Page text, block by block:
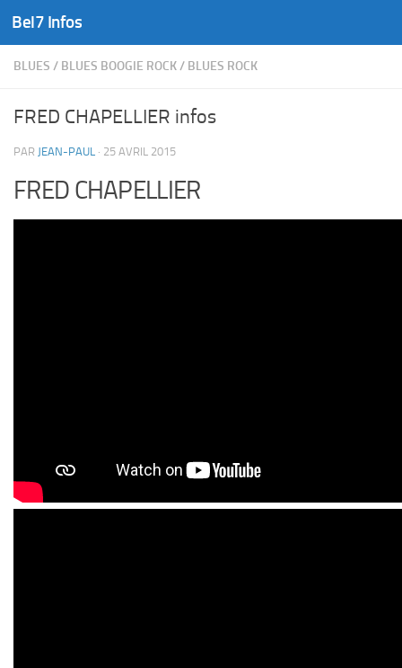
Skip to content
Bel7 Infos
BLUES / BLUES BOOGIE ROCK/ BLUES ROCK
FRED CHAPELLIER infos
PAR JEAN-PAUL · 25 AVRIL 2015
FRED CHAPELLIER